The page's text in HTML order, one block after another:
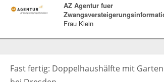
AZ Agentur fuer
Frau Klein
Fast fertig: Doppelhaushälfte mit